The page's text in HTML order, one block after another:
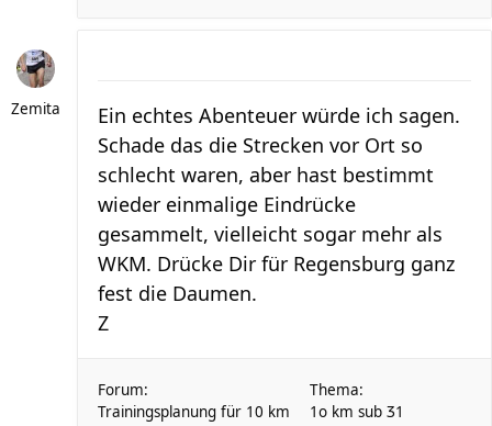
Zemita
Ein echtes Abenteuer würde ich sagen.
Schade das die Strecken vor Ort so
schlecht waren, aber hast bestimmt
wieder einmalige Eindrücke
gesammelt, vielleicht sogar mehr als
WKM. Drücke Dir für Regensburg ganz
fest die Daumen.
Z
Forum:
Trainingsplanung für 10 km
Thema:
1o km sub Ʒ1